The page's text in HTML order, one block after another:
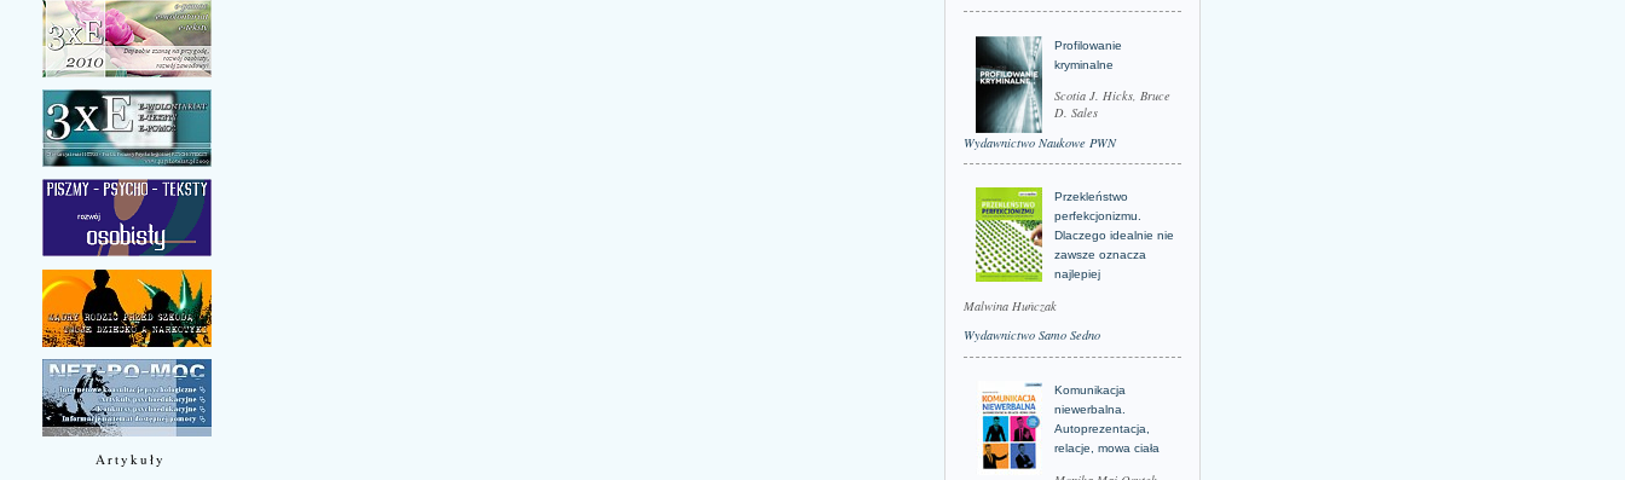
Artykuły
Profilowanie
kryminalne
Scotia J. Hicks, Bruce
D. Sales
Wydawnictwo Naukowe PWN
Przekleństwo
perfekcjonizmu.
Dlaczego idealnie nie
zawsze oznacza
najlepiej
Malwina Huńczak
Wydawnictwo Samo Sedno
Komunikacja
niewerbalna.
Autoprezentacja,
relacje, mowa ciała